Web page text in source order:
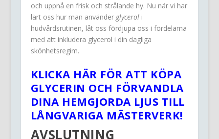
och uppnå en frisk och strålande hy. Nu när vi har
lärt oss hur man använder glyceroli
hudvårdsrutinen, låt oss fördjupa oss i fördelarna
med att inkludera glycerol i din dagliga
skönhetsregim.
KLICKA HÄR FÖR ATT KÖPA
GLYCERIN OCH FÖRVANDLA
DINA HEMGJORDA LJUS TILL
LÅNGVARIGA MÄSTERVERK!
AVSLUTNING